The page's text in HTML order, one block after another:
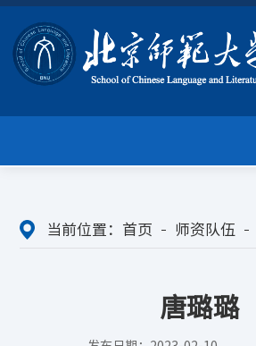
当前位置： 首页 师资队伍
唐璐璐